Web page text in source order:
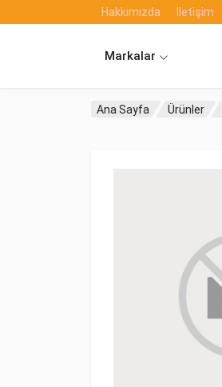
Hakkımızda İletişim
Markalar
Ana Sayfa Ürünler